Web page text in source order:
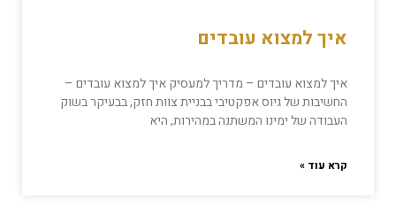
איך למצוא עובדים
איך למצוא עובדים – מדריך למעסיק איך למצוא עובדים –
החשיבות של גיוס אפקטיבי בבניית צוות חזק, בבעיקר בשוק
העבודה של ימינו המשתנה במהירות, היא
קרא עוד »